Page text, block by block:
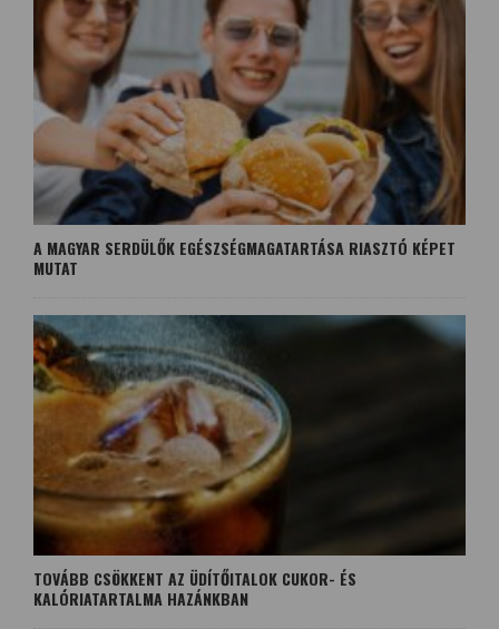
A MAGYAR SERDÜLŐK EGÉSZSÉGMAGATARTÁSA RIASZTÓ KÉPET
MUTAT
TOVÁBB CSÖKKENT AZ ÜDÍTŐITALOK CUKOR- ÉS
KALÓRIATARTALMA HAZÁNKBAN